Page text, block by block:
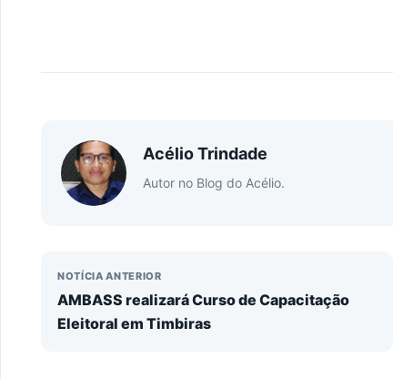
Acélio Trindade
Autor no Blog do Acélio.
NOTÍCIA ANTERIOR
AMBASS realizará Curso de Capacitação
Eleitoral em Timbiras